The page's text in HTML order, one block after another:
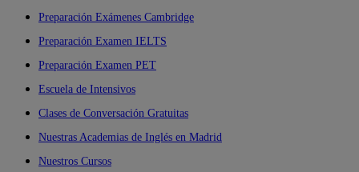
Preparación Exámenes Cambridge
Preparación Examen IELTS
Preparación Examen PET
Escuela de Intensivos
Clases de Conversación Gratuitas
Nuestras Academias de Inglés en Madrid
Nuestros Cursos